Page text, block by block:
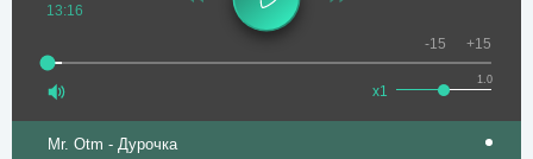
13:16
1.0
x1
-15 +15
Mr. Otm - Дурочка